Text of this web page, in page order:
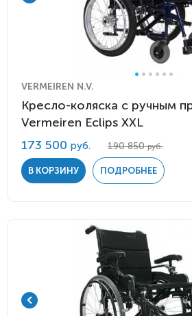
VERMEIREN N.V.
Кресло-коляска с ручным
Vermeiren Eclips XXL
173 500 руб. 190 850руб.
В КОРЗИНУ ПОДРОБНЕЕ